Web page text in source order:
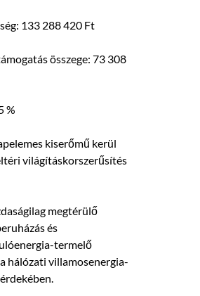
133 288 420 Ft
összege: 73 308
%
kiserőmű kerül
világításkorszerűsítés
megtérülő
és
termelő
hálózati villamosenergia-